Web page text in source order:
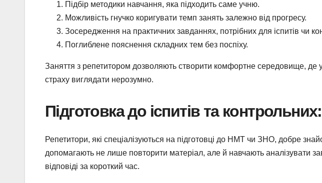
Підбір методики навчання, яка підходить саме учню.
Можливість гнучко коригувати темп занять залежно від прогресу.
Зосередження на практичних завданнях, потрібних для іспитів чи
Поглиблене пояснення складних тем без поспіху.
Заняття з репетитором дозволяють створити комфортне середовище, де
страху виглядати нерозумно.
Підготовка до іспитів та
Репетитори, які спеціалізуються на підготовці до НМТ чи ЗНО, добре
допомагають не лише повторити матеріал, але й навчають аналізувати
відповіді за короткий час.